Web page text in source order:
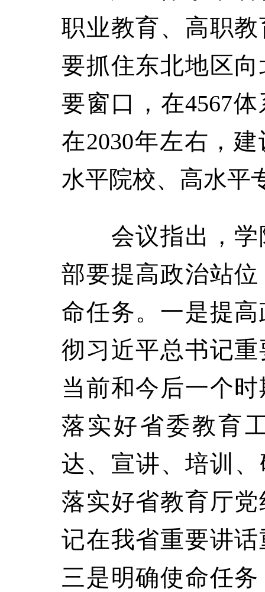
职业教育、高职
要抓住东北地区
要窗口，在4567
在2030年左右，
水平院校、高水平
会议指出，学
部要提高政治站
命任务。一是提
彻习近平总书记
当前和今后一个
落实好省委教育
达、宣讲、培训
落实好省教育厅
记在我省重要讲
三是明确使命任